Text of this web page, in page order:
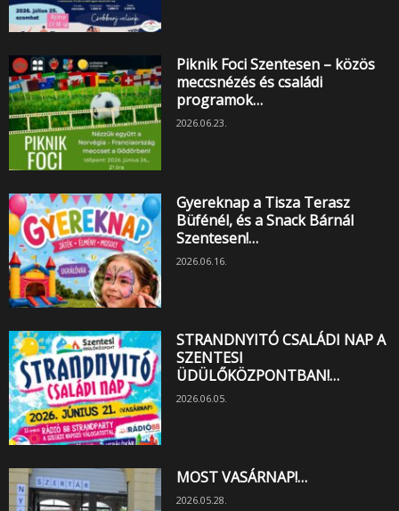
Piknik Foci Szentesen – közös
meccsnézés és családi
programok…
2026.06.23.
Gyereknap a Tisza Terasz
Büfénél, és a Snack Bárnál
Szentesen!…
2026.06.16.
STRANDNYITÓ CSALÁDI NAP A
SZENTESI
ÜDÜLŐKÖZPONTBAN!…
2026.06.05.
MOST VASÁRNAP!…
2026.05.28.